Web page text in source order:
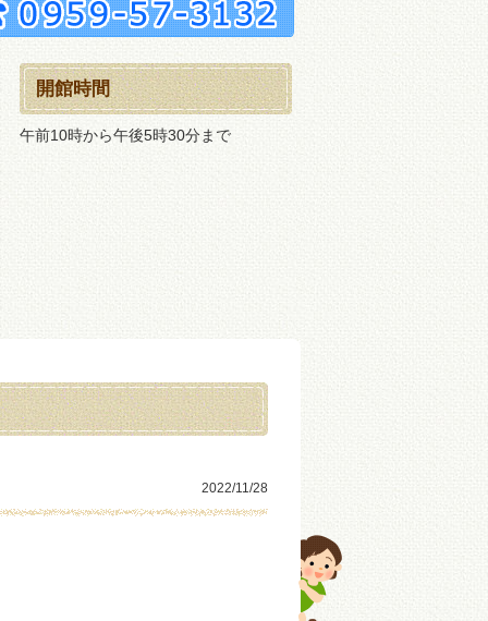
開館時間
午前10時から午後5時30分まで
2022/11/28